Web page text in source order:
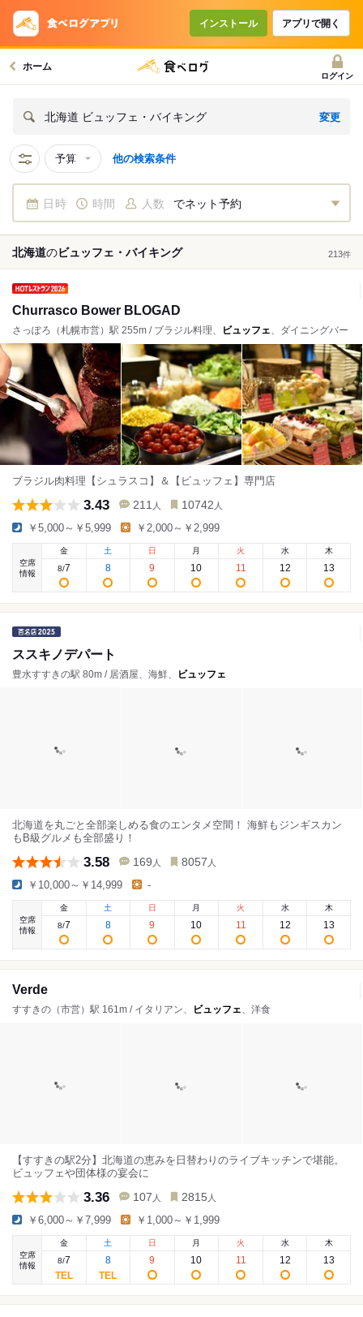
インストール アプリで開く
ホーム
ログイン
北海道 ビュッフェ・バイキング 変更
予算 他の検索条件
日時 時間 人数 でネット予約
北海道のビュッフェ・バイキング 213件
Churrasco Bower BLOGAD
さっぽろ（札幌市営）駅 255m / ブラジル料理、 ビュッフェ、ダイニングバー
ブラジル肉料理【シュラスコ】＆【ビュッフェ】専門店
3.43 211 人 10742 人
￥5,000～￥5,999 ￥2,000～￥2,999
空席
情報
金
8/7
土
8
日
9
月
10
火
11
水
12
木
13
ススキノデパート
豊水すすきの駅 80m / 居酒屋、海鮮、 ビュッフェ
北海道を丸ごと全部楽しめる食のエンタメ空間！ 海鮮もジンギスカン
もB級グルメも全部盛り！
3.58 169 人 8057 人
￥10,000～￥14,999 -
空席
情報
金
8/7
土
8
日
9
月
10
火
11
水
12
木
13
Verde
すすきの（市営）駅 161m / イタリアン、 ビュッフェ、洋食
【すすきの駅2分】北海道の恵みを日替わりのライブキッチンで堪能。
ビュッフェや団体様の宴会に
3.36 107 人 2815 人
￥6,000～￥7,999 ￥1,000～￥1,999
空席
情報
金
8/7
土
8
日
9
月
10
火
11
水
12
木
13